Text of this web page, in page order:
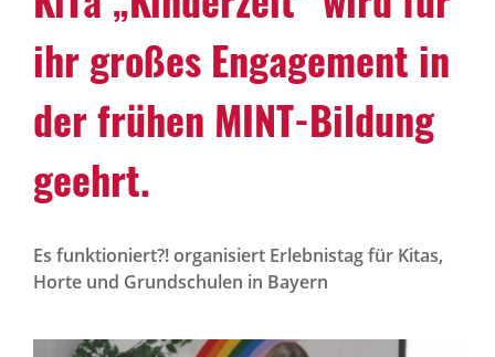
Themen
Dialog und Netzwerke
Karriere
News Archiv
ihr großes Enga­ge­ment in
der frühen MINT-Bildung
geehrt.
Es funktioniert?! organisiert Erlebnistag für Kitas,
Horte und Grundschulen in Bayern